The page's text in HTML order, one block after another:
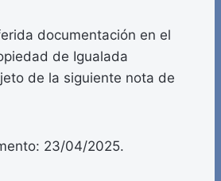
documentación en el
de Igualada
de la siguiente nota de
23/04/2025.